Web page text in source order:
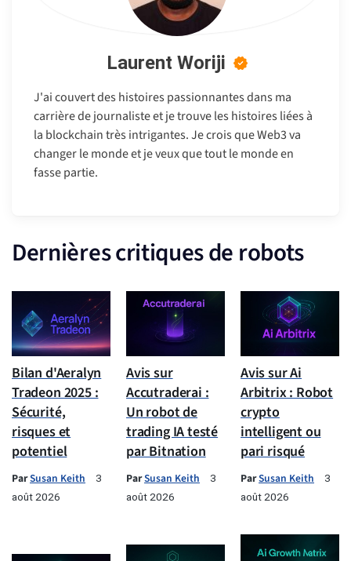
Laurent Woriji
J'ai couvert des histoires passionnantes dans ma
carrière de journaliste et je trouve les histoires liées à
la blockchain très intrigantes. Je crois que Web3 va
changer le monde et je veux que tout le monde en
fasse partie.
Dernières critiques de robots
Bilan d'Aeralyn
Tradeon 2025 :
Sécurité,
risques et
potentiel
ParSusan Keith
3
août 2026
Avis sur
Accutraderai :
Un robot de
trading IA testé
par Bitnation
ParSusan Keith
3
août 2026
Avis sur Ai
Arbitrix : Robot
crypto
intelligent ou
pari risqué
ParSusan Keith
3
août 2026